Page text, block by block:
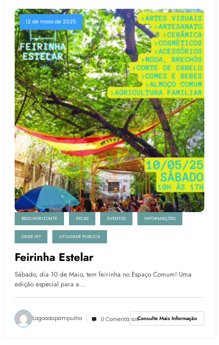
12 de maio de 2025
BELO HORIZONTE DICAS EVENTOS INFORMAÇÕES
ONDE IR? UTILIDADE PUBLICA
Feirinha Estelar
Sábado, dia 10 de Maio, tem feirinha no Espaço Comum! Uma
edição especial para a…
Lagoadapampulha 0 ComentáriosConsulte Mais Informação